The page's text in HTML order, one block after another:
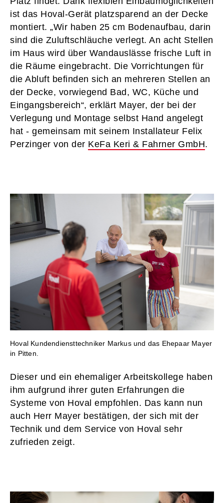
ist das Hoval-Gerät platzsparend an der Decke
montiert. „Wir haben 25 cm Bodenaufbau, darin
sind die Zuluftschläuche verlegt. An acht Stellen
im Haus wird über Wandauslässe frische Luft in
die Räume eingebracht. Die Vorrichtungen für
die Abluft befinden sich an mehreren Stellen an
der Decke, vorwiegend Bad, WC, Küche und
Eingangsbereich“, erklärt Mayer, der bei der
Verlegung und Montage selbst Hand angelegt
hat - gemeinsam mit seinem Installateur Felix
Perzinger von der KeFa Keri & Fahrner GmbH.
Hoval Kundendiensttechniker Markus und das Ehepaar Mayer
in Pitten.
Dieser und ein ehemaliger Arbeitskollege haben
ihm aufgrund ihrer guten Erfahrungen die
Systeme von Hoval empfohlen. Das kann nun
auch Herr Mayer bestätigen, der sich mit der
Technik und dem Service von Hoval sehr
zufrieden zeigt.